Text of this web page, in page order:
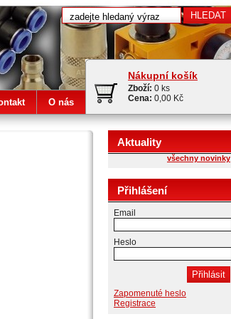
O nás
Nákupní košík
Zboží: 0 ks
Cena: 0,00 Kč
Aktuality
všechny novinky
Přihlášení
Email
Heslo
Zapomenuté heslo
Registrace